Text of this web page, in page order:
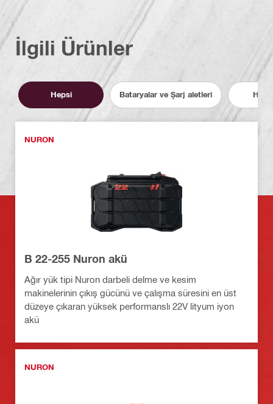
İlgili Ürünler
Hepsi Bataryalar ve Şarj aletleri
NURON
B 22-255 Nuron akü
Ağır yük tipi Nuron darbeli delme ve kesim
makinelerinin çıkış gücünü ve çalışma süresini en üst
düzeye çıkaran yüksek performanslı 22V lityum iyon
akü
NURON